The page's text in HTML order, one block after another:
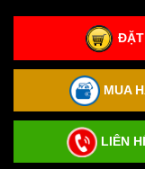
ĐẶT
MUA
LIÊN